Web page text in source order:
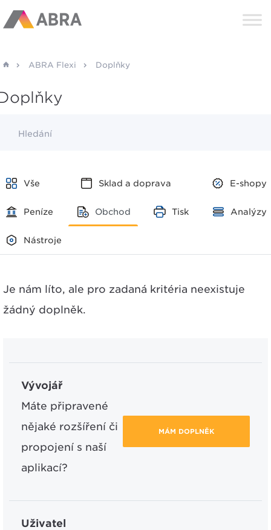
ABRA Flexi Doplňky
Hledání
Vše Sklad a doprava E-shopy
Peníze Obchod Tisk Analýzy
Nástroje
Je nám líto, ale pro zadaná kritéria neexistuje
žádný doplněk.
Vývojář
Máte připravené
nějaké rozšíření či
propojení s naší
aplikací?
MÁM DOPLNĚK
Uživatel